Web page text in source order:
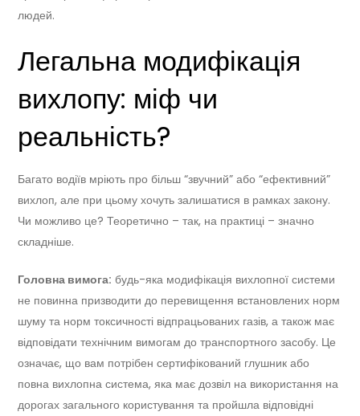
людей.
Легальна модифікація
вихлопу: міф чи
реальність?
Багато водіїв мріють про більш “звучний” або “ефективний”
вихлоп, але при цьому хочуть залишатися в рамках закону.
Чи можливо це? Теоретично – так, на практиці – значно
складніше.
Головна вимога: будь-яка модифікація вихлопної системи
не повинна призводити до перевищення встановлених норм
шуму та норм токсичності відпрацьованих газів, а також має
відповідати технічним вимогам до транспортного засобу. Це
означає, що вам потрібен сертифікований глушник або
повна вихлопна система, яка має дозвіл на використання на
дорогах загального користування та пройшла відповідні